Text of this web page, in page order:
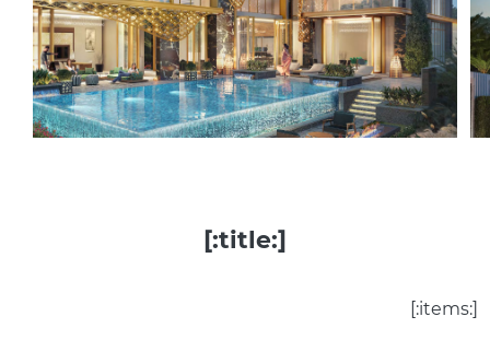
[:title:]
[:items:]